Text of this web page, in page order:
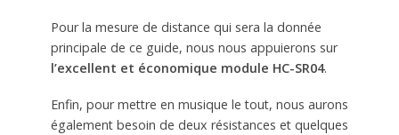
Pour la mesure de distance qui sera la donnée
principale de ce guide, nous nous appuierons sur
l’excellent et économique module HC-SR04.
Enfin, pour mettre en musique le tout, nous aurons
également besoin de deux résistances et quelques